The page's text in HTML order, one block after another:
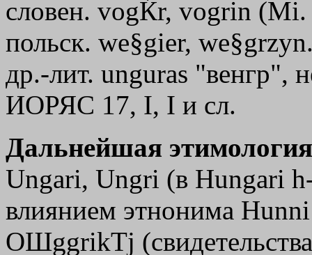
словен. vogЌr, vogrin (Мi.
польск. we§gier,
др.-лит. unguras "венгр",
ИОРЯС 17, I, I и сл.
Дальнейшая
Ungari, Ungri (в Hungari
влиянием этнонима
OШggrikТj